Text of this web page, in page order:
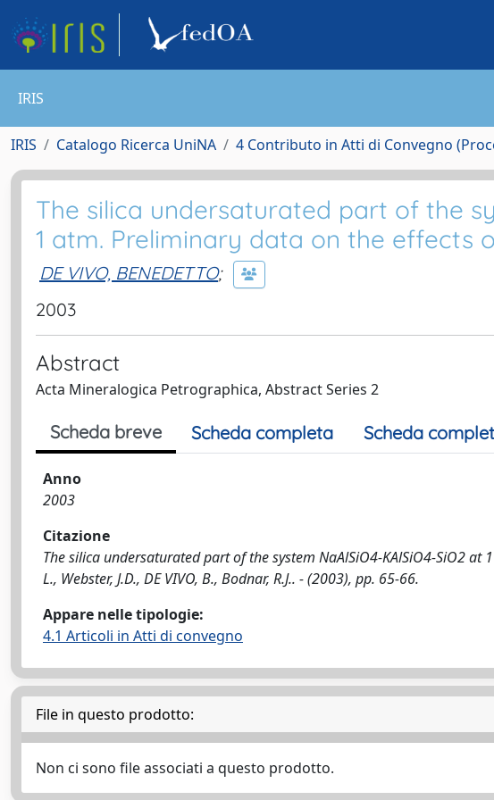
IRIS
IRIS Catalogo Ricerca UniNA 4 Contributo in Atti di Convegno
The silica undersaturated part of the
1 atm. Preliminary data on the effects
DE VIVO, BENEDETTO;
2003
Abstract
Acta Mineralogica Petrographica, Abstract Series 2
Scheda breve Scheda completa Scheda
Anno
2003
Citazione
The silica undersaturated part of the system NaAlSiO4-KAlSiO4-SiO2
L., Webster, J.D., DE VIVO, B., Bodnar, R.J.. - (2003), pp. 65-66.
Appare nelle tipologie:
4.1 Articoli in Atti di convegno
File in questo prodotto:
Non ci sono file associati a questo prodotto.